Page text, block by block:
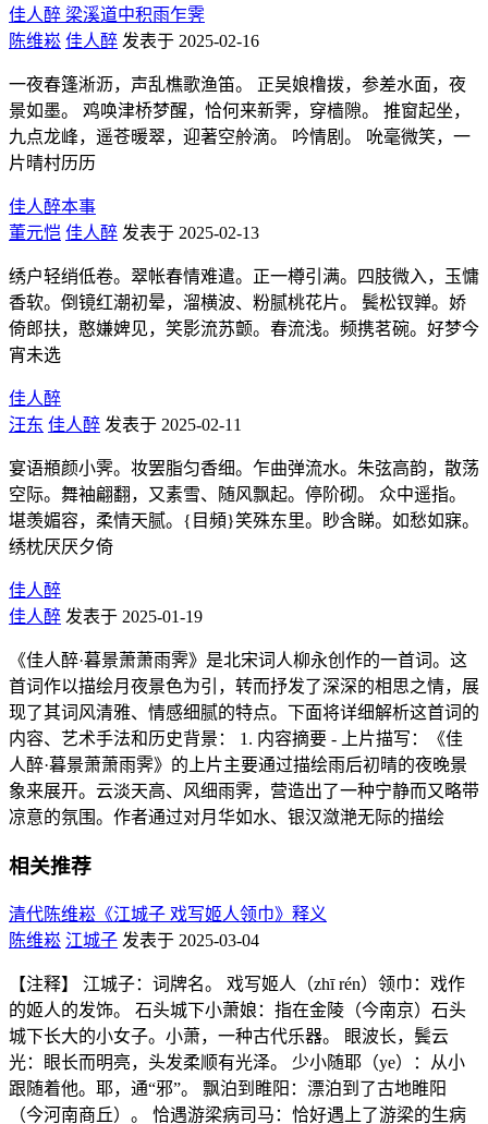
佳人醉 梁溪道中积雨乍霁
陈维崧 佳人醉 发表于 2025-02-16
一夜春篷淅沥，声乱樵歌渔笛。 正吴娘橹拨，参差水面，夜
景如墨。 鸡唤津桥梦醒，恰何来新霁，穿樯隙。 推窗起坐，
九点龙峰，遥苍暖翠，迎著空舲滴。 吟情剧。 吮毫微笑，一
片晴村历历
佳人醉本事
董元恺 佳人醉 发表于 2025-02-13
绣户轻绡低卷。翠帐春情难遣。正一樽引满。四肢微入，玉慵
香软。倒镜红潮初晕，溜横波、粉腻桃花片。 鬓松钗亸。娇
倚郎扶，憨嫌婢见，笑影流苏颤。春流浅。频携茗碗。好梦今
宵未选
佳人醉
汪东 佳人醉 发表于 2025-02-11
宴语頩颜小霁。妆罢脂匀香细。乍曲弹流水。朱弦高韵，散荡
空际。舞袖翩翻，又素雪、随风飘起。停阶砌。 众中遥指。
堪羡媚容，柔情天腻。{目頻}笑殊东里。眇含睇。如愁如寐。
绣枕厌厌夕倚
佳人醉
佳人醉 发表于 2025-01-19
《佳人醉·暮景萧萧雨霁》是北宋词人柳永创作的一首词。这
首词作以描绘月夜景色为引，转而抒发了深深的相思之情，展
现了其词风清雅、情感细腻的特点。下面将详细解析这首词的
内容、艺术手法和历史背景： 1. 内容摘要 - 上片描写：《佳
人醉·暮景萧萧雨霁》的上片主要通过描绘雨后初晴的夜晚景
象来展开。云淡天高、风细雨霁，营造出了一种宁静而又略带
凉意的氛围。作者通过对月华如水、银汉潋滟无际的描绘
相关推荐
清代陈维崧《江城子 戏写姬人领巾》释义
陈维崧 江城子 发表于 2025-03-04
【注释】 江城子：词牌名。 戏写姬人（zhī rén）领巾：戏作
的姬人的发饰。 石头城下小萧娘：指在金陵（今南京）石头
城下长大的小女子。小萧，一种古代乐器。 眼波长，鬓云
光：眼长而明亮，头发柔顺有光泽。 少小随耶（ye）：从小
跟随着他。耶，通“邪”。 飘泊到睢阳：漂泊到了古地睢阳
（今河南商丘）。 恰遇游梁病司马：恰好遇上了游梁的生病